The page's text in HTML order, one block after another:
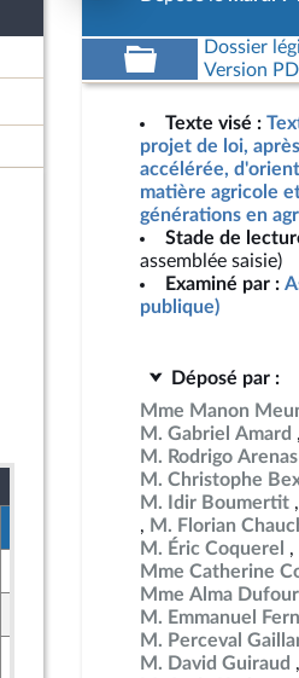
Dossier
Version
Texte visé :
projet de loi,
accélérée,
matière agricole
générations en
Stade de
assemblée saisie)
Examiné par :
publique)
Déposé par :
Mme Manon
M. Gabriel Amard
M. Rodrigo Arenas
M. Christophe
M. Idir Boumertit
M. Florian
M. Éric Coquerel
Mme Catherine
Mme Alma Dufour
M. Emmanuel
M. Perceval
M. David Guiraud